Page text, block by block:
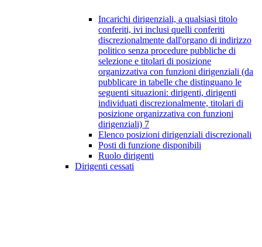
Incarichi dirigenziali, a qualsiasi titolo
conferiti, ivi inclusi quelli conferiti
discrezionalmente dall'organo di indirizzo
politico senza procedure pubbliche di
selezione e titolari di posizione
organizzativa con funzioni dirigenziali (da
pubblicare in tabelle che distinguano le
seguenti situazioni: dirigenti, dirigenti
individuati discrezionalmente, titolari di
posizione organizzativa con funzioni
dirigenziali) 7
Elenco posizioni dirigenziali discrezionali
Posti di funzione disponibili
Ruolo dirigenti
Dirigenti cessati